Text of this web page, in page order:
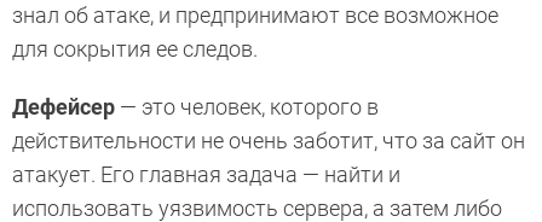
знал об атаке, и предпринимают все возможное
для сокрытия ее следов.
Дефейсер — это человек, которого в
действительности не очень заботит, что за сайт он
атакует. Его главная задача — найти и
использовать уязвимость сервера, а затем либо